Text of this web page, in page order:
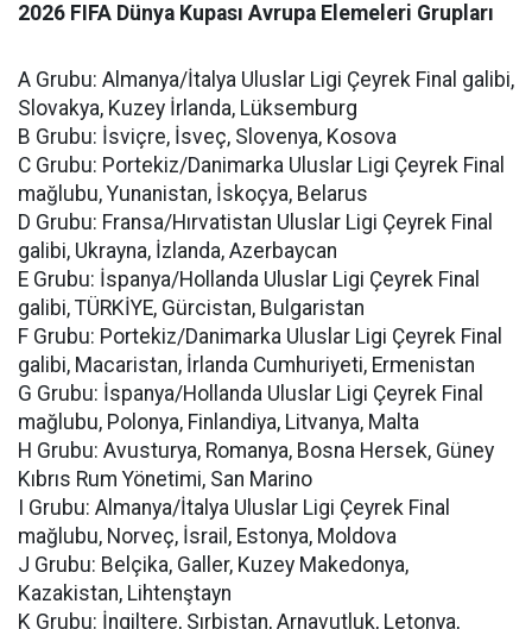
2026 FIFA Dünya Kupası Avrupa Elemeleri Grupları
A Grubu: Almanya/İtalya Uluslar Ligi Çeyrek Final galibi,
Slovakya, Kuzey İrlanda, Lüksemburg
B Grubu: İsviçre, İsveç, Slovenya, Kosova
C Grubu: Portekiz/Danimarka Uluslar Ligi Çeyrek Final
mağlubu, Yunanistan, İskoçya, Belarus
D Grubu: Fransa/Hırvatistan Uluslar Ligi Çeyrek Final
galibi, Ukrayna, İzlanda, Azerbaycan
E Grubu: İspanya/Hollanda Uluslar Ligi Çeyrek Final
galibi, TÜRKİYE, Gürcistan, Bulgaristan
F Grubu: Portekiz/Danimarka Uluslar Ligi Çeyrek Final
galibi, Macaristan, İrlanda Cumhuriyeti, Ermenistan
G Grubu: İspanya/Hollanda Uluslar Ligi Çeyrek Final
mağlubu, Polonya, Finlandiya, Litvanya, Malta
H Grubu: Avusturya, Romanya, Bosna Hersek, Güney
Kıbrıs Rum Yönetimi, San Marino
I Grubu: Almanya/İtalya Uluslar Ligi Çeyrek Final
mağlubu, Norveç, İsrail, Estonya, Moldova
J Grubu: Belçika, Galler, Kuzey Makedonya,
Kazakistan, Lihtenştayn
K Grubu: İngiltere, Sırbistan, Arnavutluk, Letonya,